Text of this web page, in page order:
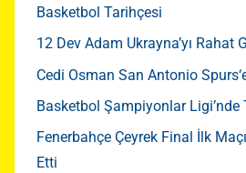
Basketbol Tarihçesi
12 Dev Adam Ukrayna’yı Rahat
Cedi Osman San Antonio
Basketbol Şampiyonlar Ligi’nde
Fenerbahçe Çeyrek Final İlk
Etti